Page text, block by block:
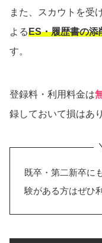
また、スカウトを受
よるES・履歴書の添
す。
登録料・利用料金は
録しておいて損はあ
既卒・第二新卒に
験がある方はぜひ